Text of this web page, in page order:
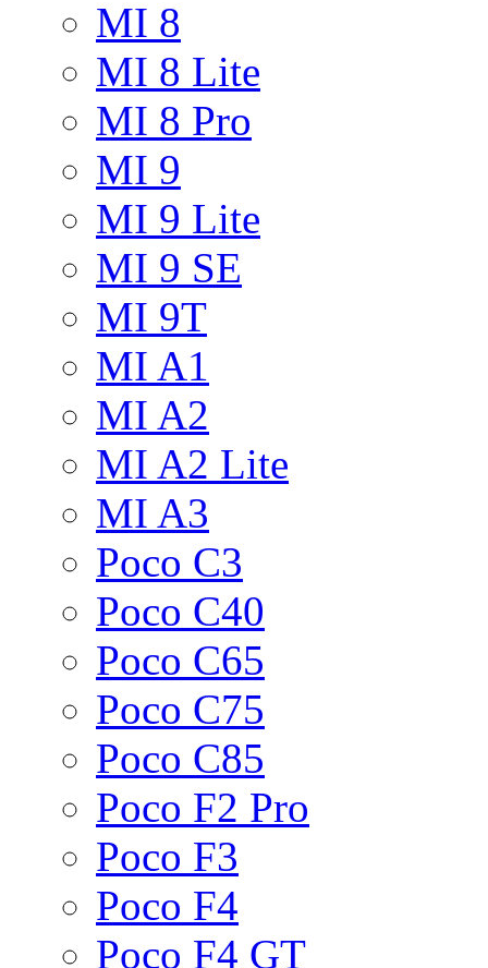
MI 8
MI 8 Lite
MI 8 Pro
MI 9
MI 9 Lite
MI 9 SE
MI 9T
MI A1
MI A2
MI A2 Lite
MI A3
Poco C3
Poco C40
Poco C65
Poco C75
Poco C85
Poco F2 Pro
Poco F3
Poco F4
Poco F4 GT